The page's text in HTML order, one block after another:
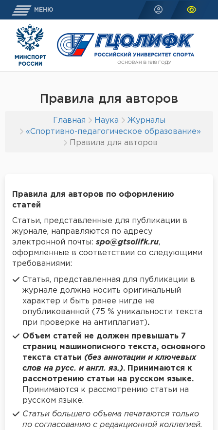
МЕНЮ
Правила для авторов
Главная Наука
Журналы
«Спортивно-педагогическое образование»
Правила для авторов
Правила для авторов по оформлению
статей
Статьи, представленные для публикации в
журнале, направляются по адресу
электронной почты:spo@gtsolifk.ru,
оформленные в соответствии со следующими
требованиями:
Статья, представленная для публикации в
журнале должна носить оригинальный
характер и быть ранее нигде не
опубликованной (75 % уникальности текста
при проверке на антиплагиат).
Объем статей не должен превышать 7
страниц машинописного текста, основного
текста статьи (без аннотации и ключевых
слов на русс. и англ. яз.). Принимаются к
рассмотрению статьи на русском языке.
Принимаются к рассмотрению статьи на
русском языке.
Статьи большего объема печатаются только
по согласованию с редакционной коллегией.